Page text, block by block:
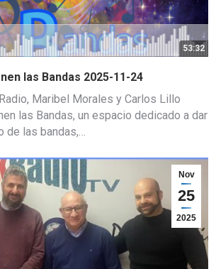
53:32
las Bandas 2025-11-24
Maribel Morales y Carlos Lillo
las Bandas, un espacio dedicado a dar
las bandas,…
Nov
25
2025